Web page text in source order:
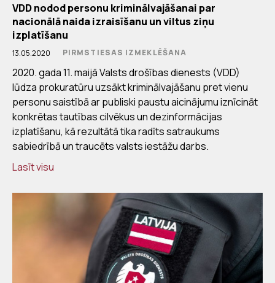
VDD nodod personu kriminālvajāšanai par
nacionālā naida izraisīšanu un viltus ziņu
izplatīšanu
13.05.2020 PIRMSTIESAS IZMEKLĒŠANA
2020. gada 11. maijā Valsts drošības dienests (VDD)
lūdza prokuratūru uzsākt kriminālvajāšanu pret vienu
personu saistībā ar publiski paustu aicinājumu iznīcināt
konkrētas tautības cilvēkus un dezinformācijas
izplatīšanu, kā rezultātā tika radīts satraukums
sabiedrībā un traucēts valsts iestāžu darbs.
Lasīt visu